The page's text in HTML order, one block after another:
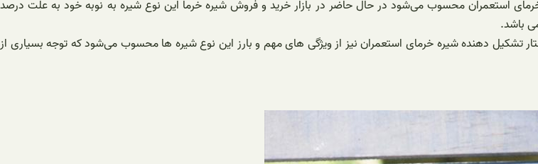
استعمران محسوب می‌شود در حال حاضر در بازار خرید و فروش شیره خرما این نوع شیره به نوبه خود به علت درصد
باشد.
تشکیل دهنده شیره خرمای استعمران نیز از ویژگی های مهم و بارز این نوع شیره ها محسوب می‌شود که توجه بسیاری از